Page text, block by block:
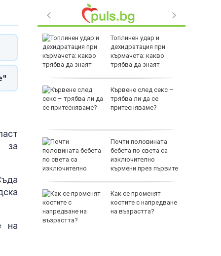
за
на
в
По-
Топлинен удар и
дехидратация при
кърмачета: какво
трябва да знаят
Кървене след секс –
трябва ли да се
притесняваме?
Почти половината
бебета по света са
изключително
кърмени през първите
Как се променят
костите с напредване
на възрастта?